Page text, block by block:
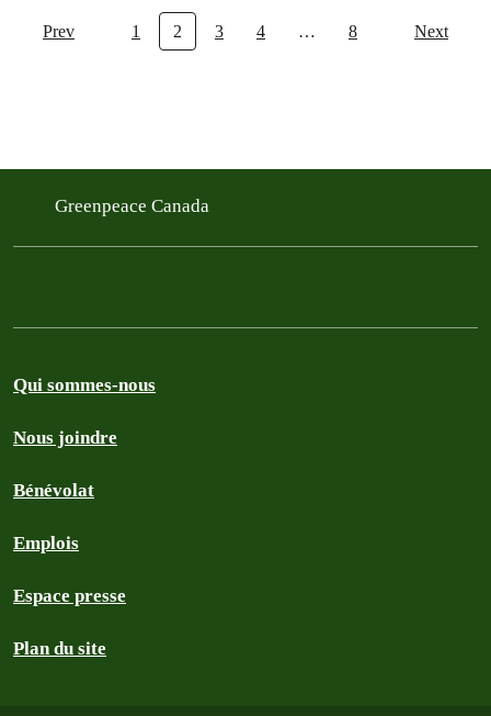
Prev 1 2 3 4 … 8 Next
Greenpeace Canada
Qui sommes-nous
Nous joindre
Bénévolat
Emplois
Espace presse
Plan du site